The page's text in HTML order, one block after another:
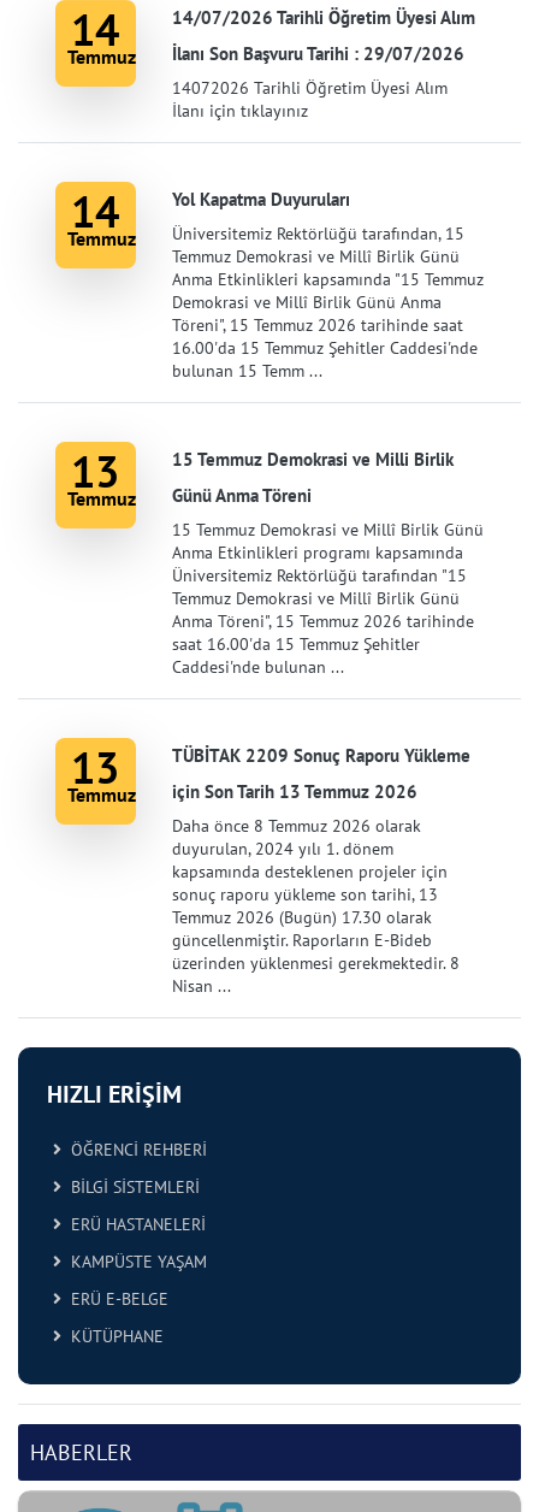
HIZLI ERİŞİM
ÖĞRENCİ REHBERİ
BİLGİ SİSTEMLERİ
ERÜ HASTANELERİ
KAMPÜSTE YAŞAM
ERÜ E-BELGE
KÜTÜPHANE
HABERLER
14
Temmuz
14/07/2026 Tarihli Öğretim Üyesi Alım
İlanı Son Başvuru Tarihi : 29/07/2026
14072026 Tarihli Öğretim Üyesi Alım
İlanı için tıklayınız
14
Temmuz
Yol Kapatma Duyuruları
Üniversitemiz Rektörlüğü tarafından, 15
Temmuz Demokrasi ve Millî Birlik Günü
Anma Etkinlikleri kapsamında "15 Temmuz
Demokrasi ve Millî Birlik Günü Anma
Töreni", 15 Temmuz 2026 tarihinde saat
16.00'da 15 Temmuz Şehitler Caddesi'nde
bulunan 15 Temm ...
13
Temmuz
15 Temmuz Demokrasi ve Milli Birlik
Günü Anma Töreni
15 Temmuz Demokrasi ve Millî Birlik Günü
Anma Etkinlikleri programı kapsamında
Üniversitemiz Rektörlüğü tarafından "15
Temmuz Demokrasi ve Millî Birlik Günü
Anma Töreni", 15 Temmuz 2026 tarihinde
saat 16.00'da 15 Temmuz Şehitler
Caddesi'nde bulunan ...
13
Temmuz
TÜBİTAK 2209 Sonuç Raporu Yükleme
için Son Tarih 13 Temmuz 2026
Daha önce 8 Temmuz 2026 olarak
duyurulan, 2024 yılı 1. dönem
kapsamında desteklenen projeler için
sonuç raporu yükleme son tarihi, 13
Temmuz 2026 (Bugün) 17.30 olarak
güncellenmiştir. Raporların E-Bideb
üzerinden yüklenmesi gerekmektedir. 8
Nisan ...